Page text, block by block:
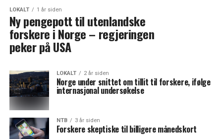
LOKALT 1 år siden
Ny pengepott til utenlandske
forskere i Norge – regjeringen
peker på USA
LOKALT 2 år siden
Norge under snittet om tillit til forskere, ifølge
internasjonal undersøkelse
NTB 3 år siden
Forskere skeptiske til billigere månedskort